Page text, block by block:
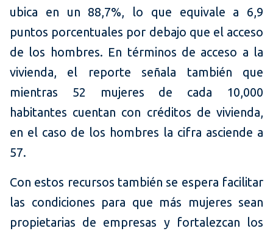
ubica en un 88,7%, lo que equivale a 6,9
puntos porcentuales por debajo que el acceso
de los hombres. En términos de acceso a la
vivienda, el reporte señala también que
mientras 52 mujeres de cada 10,000
habitantes cuentan con créditos de vivienda,
en el caso de los hombres la cifra asciende a
57.
Con estos recursos también se espera facilitar
las condiciones para que más mujeres sean
propietarias de empresas y fortalezcan los